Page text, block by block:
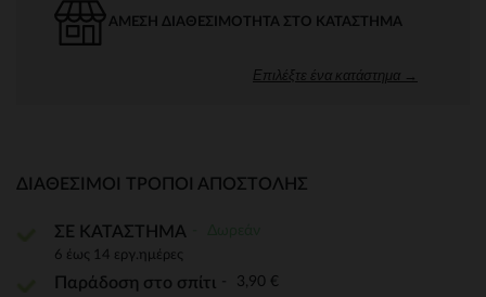
ΆΜΕΣΗ ΔΙΑΘΕΣΙΜΌΤΗΤΑ ΣΤΟ ΚΑΤΆΣΤΗΜΑ
Επιλέξτε ένα κατάστημα →
ΔΙΑΘΈΣΙΜΟΙ ΤΡΌΠΟΙ ΑΠΟΣΤΟΛΉΣ
ΣΕ ΚΑΤΑΣΤΗΜΑ
6 έως 14 εργ.ημέρες
Παράδοση στο σπίτι 3,90 €